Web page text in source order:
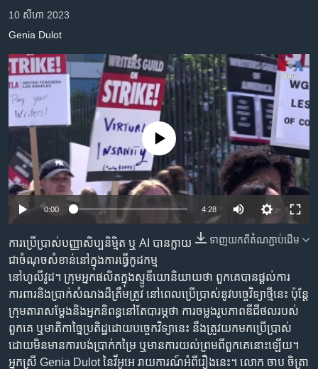
ម្តង
រំលង​
និង​
ចូល​
ទៅ​
ទំព័រ​
រចនា
រំលង​
និង​
ចូល​
កាន់​
ទំព័រ​
ស្វែង​
រក
ទូរទស្សន៍ / វីដេអូ​
វិទ្យុ / ផតខាសថ៍
កម្មវិធីទាំងអស់
Khmer English
បណ្តាញ​សង្គម
ភាសា
10 សីហា 2023
Genia Dulot
No media source currently available
0:00 4:28
ទាញ​យក​ពី​តំណភ្ជាប់​ដើម
ការប្រើប្រាស់បញ្ញាសិប្បនិម្មិត ឬ AI បានក្លាយ
ជាចំណុចសំខាន់នៅក្នុងការធ្វើកូដកម្ម
នៅហូលីវូដ។ ក្រុមអ្នកផលិតក្នុងស្ទូឌីយោនិយាយថា ពួកគេបានផ្តល់ការ
ការពារនិងប្រាក់សំណងដ៏ត្រឹមត្រូវ នៅពេលប្រើប្រាស់នូវបច្ចេវិទ្យាថ្មីនេះ ប៉ុន្តែ
ក្រុមតារាសម្តែងនិងអ្នកនិពន្ធនៅតែបារម្ភថា ការចម្លងរូបភាពឌីជីថលរបស់
ពួកគេ ឬមាតិកាច្នៃប្រតិដ្ឋដោយបច្ចេកវិទ្យានេះ នឹងត្រូវយកមកប្រើប្រាស់
ដោយមិនមានការបង់ប្រាក់កម្រៃ ឬមានការយល់ព្រមពីពួកគេនោះឡើយ។
អ្នកស្រី Genia Dulot នៃវីអូអេ រាយការណ៍អំពីរឿងនេះ។ លោក ចាប ចិត្រា